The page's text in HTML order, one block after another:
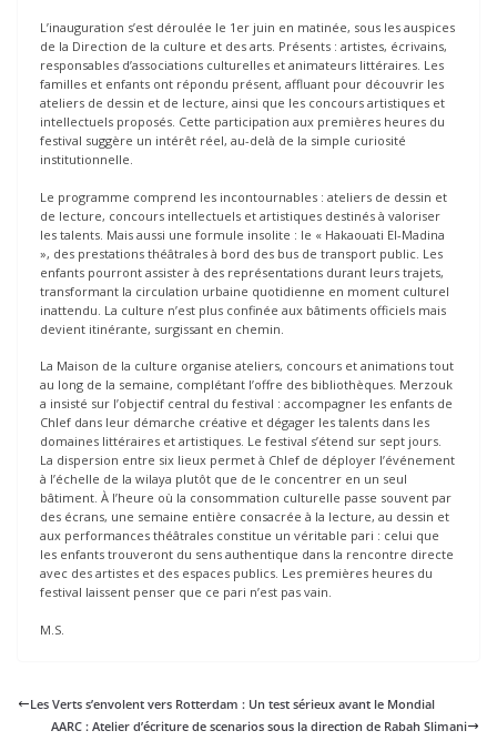
L’inauguration s’est déroulée le 1er juin en matinée, sous les auspices
de la Direction de la culture et des arts. Présents : artistes, écrivains,
responsables d’associations culturelles et animateurs littéraires. Les
familles et enfants ont répondu présent, affluant pour découvrir les
ateliers de dessin et de lecture, ainsi que les concours artistiques et
intellectuels proposés. Cette participation aux premières heures du
festival suggère un intérêt réel, au-delà de la simple curiosité
institutionnelle.
Le programme comprend les incontournables : ateliers de dessin et
de lecture, concours intellectuels et artistiques destinés à valoriser
les talents. Mais aussi une formule insolite : le « Hakaouati El-Madina
», des prestations théâtrales à bord des bus de transport public. Les
enfants pourront assister à des représentations durant leurs trajets,
transformant la circulation urbaine quotidienne en moment culturel
inattendu. La culture n’est plus confinée aux bâtiments officiels mais
devient itinérante, surgissant en chemin.
La Maison de la culture organise ateliers, concours et animations tout
au long de la semaine, complétant l’offre des bibliothèques. Merzouk
a insisté sur l’objectif central du festival : accompagner les enfants de
Chlef dans leur démarche créative et dégager les talents dans les
domaines littéraires et artistiques. Le festival s’étend sur sept jours.
La dispersion entre six lieux permet à Chlef de déployer l’événement
à l’échelle de la wilaya plutôt que de le concentrer en un seul
bâtiment. À l’heure où la consommation culturelle passe souvent par
des écrans, une semaine entière consacrée à la lecture, au dessin et
aux performances théâtrales constitue un véritable pari : celui que
les enfants trouveront du sens authentique dans la rencontre directe
avec des artistes et des espaces publics. Les premières heures du
festival laissent penser que ce pari n’est pas vain.
M.S.
Les Verts s’envolent vers Rotterdam : Un test sérieux avant le Mondial
AARC : Atelier d’écriture de scenarios sous la direction de Rabah Slimani